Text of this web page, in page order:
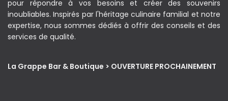
pour répondre à vos besoins et créer des souvenirs
inoubliables. Inspirés par l'héritage culinaire familial et notre
expertise, nous sommes dédiés à offrir des conseils et des
services de qualité.
La Grappe Bar & Boutique > OUVERTURE PROCHAINEMENT